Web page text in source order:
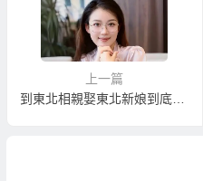
上一篇
到東北相親娶東北新娘到底可以與幾位東北女性相親？